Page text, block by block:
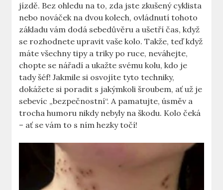
jízdě. Bez ohledu na to, zda jste zkušený cyklista
nebo nováček na dvou‌ kolech, ‌ovládnutí⁤ tohoto‌
základu vám dodá sebedůvěru a ušetří čas,⁢ když
se rozhodnete upravit vaše kolo. Takže, teď když
máte všechny ‌tipy a triky po ruce, neváhejte,
chopte se nářadí a ukažte svému kolu, kdo je
‍tady šéf! Jakmile ​si osvojíte tyto techniky,
⁤dokážete si poradit s ‍jakýmkoli šroubem, ⁤ať už ⁣je
sebevíc „bezpečnostní“. A​ pamatujte, úsměv a‍
trocha humoru⁢ nikdy nebyly na škodu. Kolo čeká ​
– ať se vám⁢ to s ním ‍hezky točí!